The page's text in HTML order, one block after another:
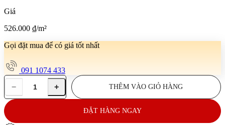
Giá
526.000 ₫/m²
Gọi đặt mua để có giá tốt nhất
091 1074 433
Gạch
lát
nền
15x90
− + THÊM VÀO GIỎ HÀNG
ĐẶT HÀNG NGAY